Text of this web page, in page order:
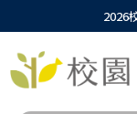
2026